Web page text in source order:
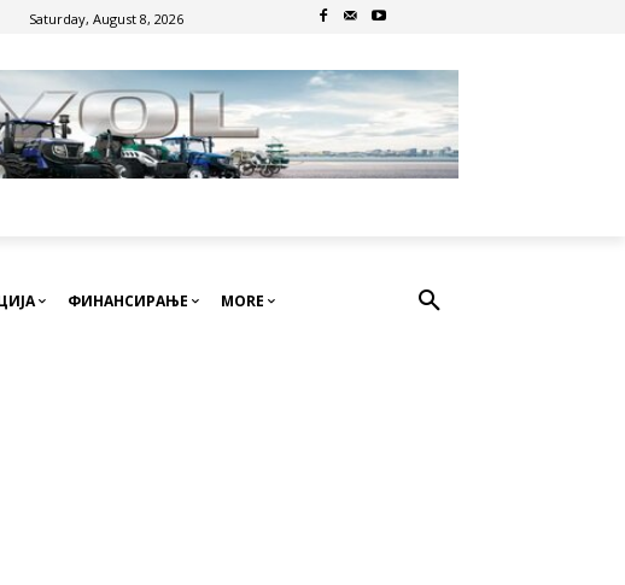
Saturday, August 8, 2026
ФИНАНСИРАЊЕ MORE